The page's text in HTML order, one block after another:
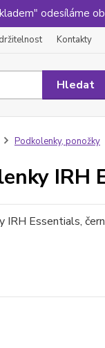
odesíláme
Kontakty
Hledat
Podkolenky, ponožky
IRH